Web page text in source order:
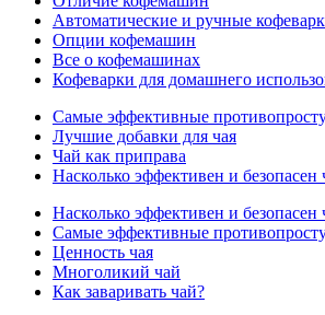
Автоматические и ручные
Опции кофемашин
Все о кофемашинах
Кофеварки для домашнего
Самые эффективные
Лучшие добавки для чая
Чай как приправа
Насколько эффективен и
Насколько эффективен и
Самые эффективные
Ценность чая
Многоликий чай
Как заваривать чай?